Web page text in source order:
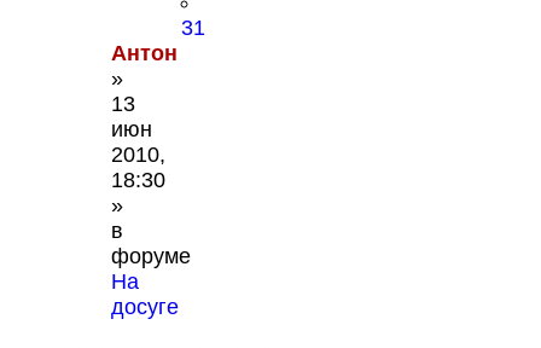
31
Антон
»
13
июн
2010,
18:30
»
в
форуме
На
досуге